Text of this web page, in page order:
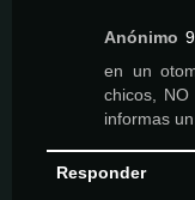
Anónimo
en un
chicos,
informas
Responder